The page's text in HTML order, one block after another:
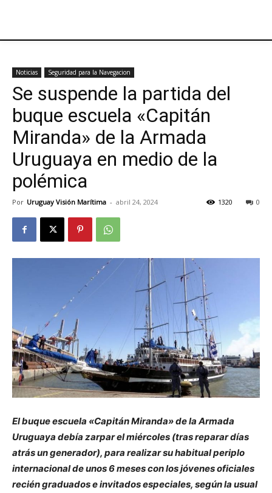
Noticias Seguridad para la Navegacion
Se suspende la partida del
buque escuela «Capitán
Miranda» de la Armada
Uruguaya en medio de la
polémica
Por Uruguay Visión Marítima - abril 24, 2024 0
1320
El buque escuela «Capitán Miranda» de la Armada
Uruguaya debía zarpar el miércoles (tras reparar días
atrás un generador), para realizar su habitual periplo
internacional de unos 6 meses con los jóvenes oficiales
recién graduados e invitados especiales, según la usual